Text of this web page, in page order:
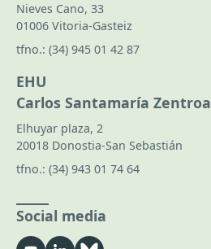
Nieves Cano, 33
01006 Vitoria-Gasteiz
tfno.: (34) 945 01 42 87
EHU
Carlos Santamaría Zentroa
Elhuyar plaza, 2
20018 Donostia-San Sebastián
tfno.: (34) 943 01 74 64
Social media